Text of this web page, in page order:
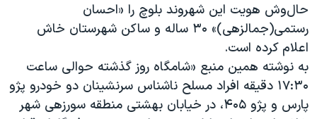
حال‌وش هویت این شهروند بلوچ را «احسان
رستمی(جمالزهی)»‌ ۳۰ ساله و ساکن شهرستان خاش
اعلام کرده است.
به نوشته همین منبع «شامگاه روز گذشته حوالی ساعت
۱۷:۳۰ دقیقه افراد مسلح ناشناس سرنشینان دو خودرو پژو
پارس و پژو ۴۰۵، در خیابان بهشتی منطقه سورزهی شهر